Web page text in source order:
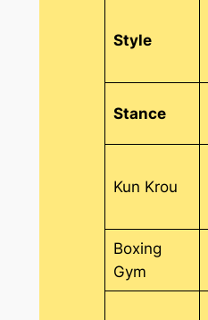
Style
Stance
Kun Krou
Boxing
Gym